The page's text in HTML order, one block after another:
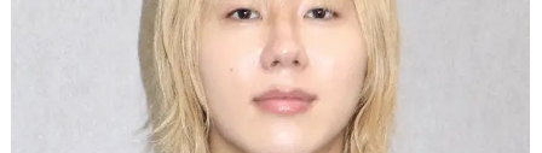
+474
2018/01/08(月) 09:33:30